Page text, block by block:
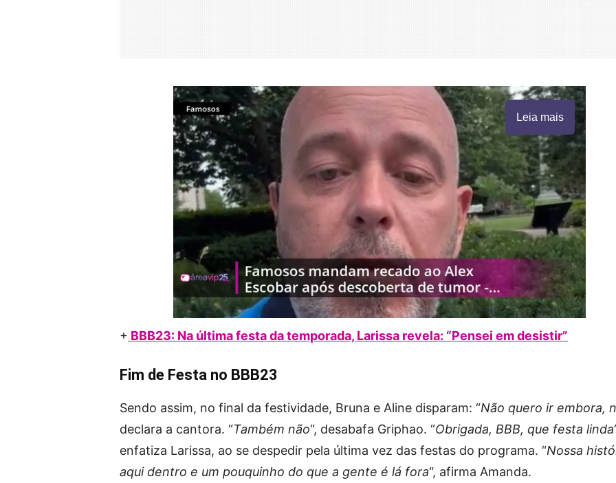
Leia mais
+ BBB23: Na última festa da temporada, Larissa revela: “Pensei em desistir”
Fim de Festa no BBB23
Sendo assim, no final da festividade, Bruna e Aline disparam: “Não quero ir embora,
declara a cantora. “Também não“, desabafa Griphao. “Obrigada, BBB, que festa linda
enfatiza Larissa, ao se despedir pela última vez das festas do programa. “Nossa
aqui dentro e um pouquinho do que a gente é lá fora“, afirma Amanda.